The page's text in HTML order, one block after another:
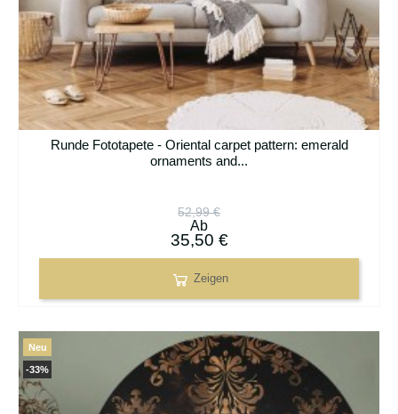
Runde Fototapete - Oriental carpet pattern: emerald
ornaments and...
52,99 €
Ab
35,50 €
Zeigen
-33%
Neu